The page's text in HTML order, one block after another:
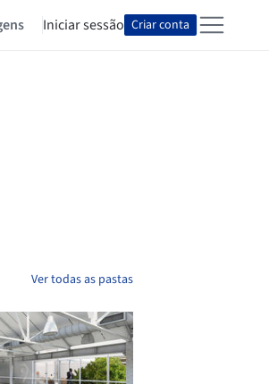
Iniciar sessão Criar conta
Ver todas as pastas